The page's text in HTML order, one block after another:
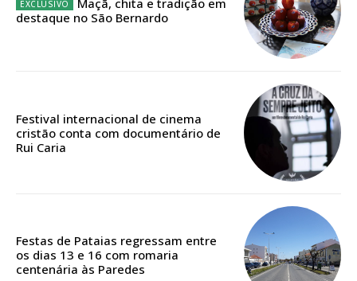
16€
Acesso ao conteúdo online
Acesso aos conteúdos Exclusivos para
assinantes
Maçã, chita e tradição em
destaque no São Bernardo
Festival internacional de cinema
cristão conta com documentário de
Rui Caria
Festas de Pataias regressam entre
os dias 13 e 16 com romaria
centenária às Paredes